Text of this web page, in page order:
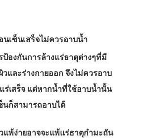
นเซ็นเสร็จไม่ควรอาบน้ำ
ป้องกันการล้างแร่ธาตุต่างๆที่มี
และร่างกายออก จึงไม่ควรอาบ
ร่เสร็จ แต่หากน้ำที่ใช้อาบน้ำนั้น
นก็สามารถอาบได้
แพ้ง่ายอาจจะแพ้แร่ธาตุกำมะถัน